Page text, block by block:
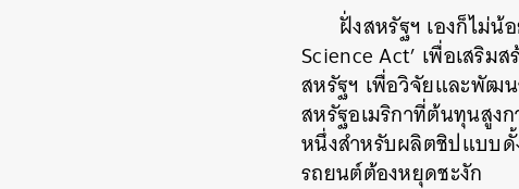
ฝั่งสหรัฐฯ เองก็ไม่น้
Science Act’ เพื่อเสริ
สหรัฐฯ เพื่อวิจัยและพัฒน
สหรัฐอเมริกาที่ต้นทุนสูง
หนึ่งสำหรับผลิตชิปแบบดั้
รถยนต์ต้องหยุดชะงัก